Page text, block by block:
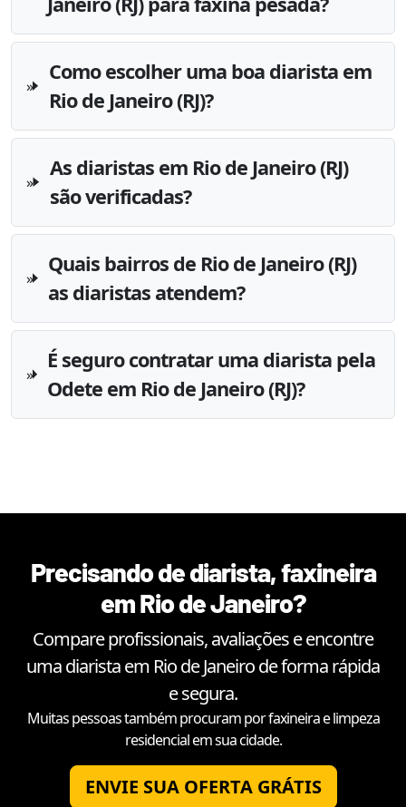
Como escolher uma boa diarista em
Rio de Janeiro (RJ)?
As diaristas em Rio de Janeiro (RJ)
são verificadas?
Quais bairros de Rio de Janeiro (RJ)
as diaristas atendem?
É seguro contratar uma diarista pela
Odete em Rio de Janeiro (RJ)?
Precisando de diarista, faxineira
emRio de Janeiro?
Compare profissionais, avaliações e encontre
uma diarista em Rio de Janeirode forma rápida
e segura.
Muitas pessoas também procuram por faxineira e limpeza
residencial em sua cidade.
ENVIE SUA OFERTA GRÁTIS